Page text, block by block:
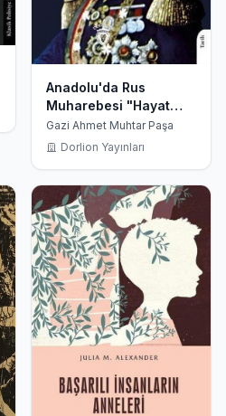
Anadolu'da Rus
Muharebesi "Hayat
Hikayemin 1. ve 2.
Cildi”
Gazi Ahmet Muhtar Paşa
Dorlion Yayınları